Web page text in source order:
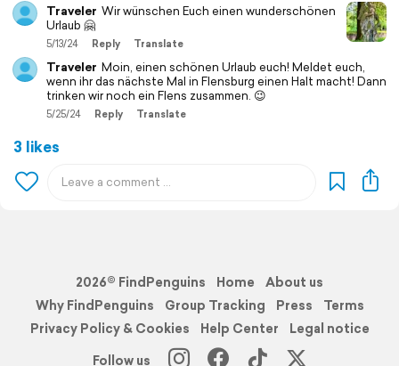
Traveler Wir wünschen Euch einen wunderschönen
Urlaub 🤗
5/13/24 Reply Translate
Traveler Moin, einen schönen Urlaub euch! Meldet euch,
wenn ihr das nächste Mal in Flensburg einen Halt macht! Dann
trinken wir noch ein Flens zusammen. 😉
5/25/24 Reply Translate
3 likes
2026© FindPenguins Home
About us
Why FindPenguins
Group Tracking Press
Terms
Privacy Policy & Cookies
Help Center
Legal notice
Follow us